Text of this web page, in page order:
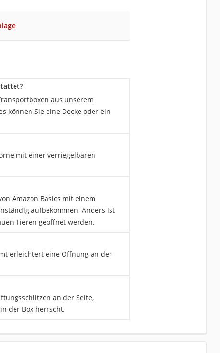
aus unserem
können Sie eine Decke oder ein
mit einer verriegelbaren
Amazon Basics mit einem
aufbekommen. Anders ist
Tieren geöffnet werden.
erleichtert eine Öffnung an der
an der Seite,
der Box herrscht.